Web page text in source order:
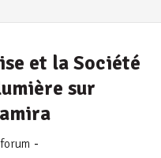
et la Société
sur
-